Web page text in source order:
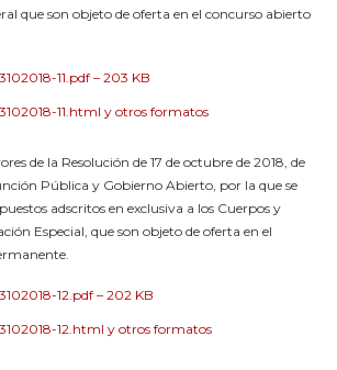
que son objeto de oferta en el concurso abierto
11.pdf – 203 KB
11.html y otros formatos
de la Resolución de 17 de octubre de 2018, de
Pública y Gobierno Abierto, por la que se
adscritos en exclusiva a los Cuerpos y
Especial, que son objeto de oferta en el
12.pdf – 202 KB
12.html y otros formatos